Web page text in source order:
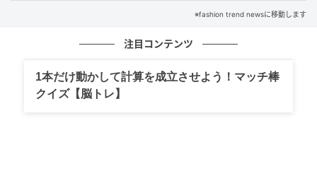
今回の着こなしは、いわゆる“作り込みすぎない”今の
も、シルエットや色使い、小物で完成度を高めるスタ
ます。
※fashion trend newsに移動します
注目コンテンツ
1本だけ動かして計算を成立させよう！マッチ棒
クイズ【脳トレ】